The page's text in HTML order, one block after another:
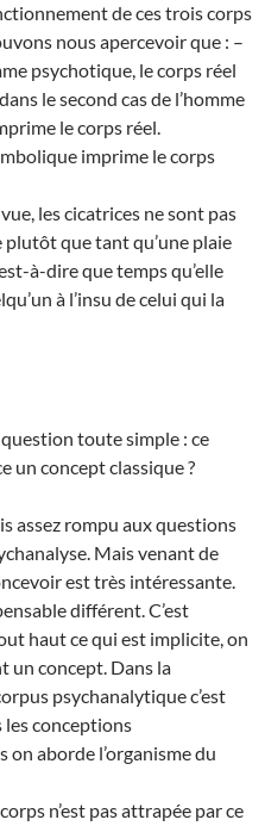
de ces trois corps
nous apercevoir que : –
psychotique, le corps réel
le second cas de l’homme
le corps réel.
imprime le corps
les cicatrices ne sont pas
plutôt que tant qu’une plaie
à-dire que temps qu’elle
à l’insu de celui qui la
toute simple : ce
un concept classique ?
assez rompu aux questions
Mais venant de
est très intéressante.
différent. C’est
haut ce qui est implicite, on
un concept. Dans la
psychanalytique c’est
les conceptions
on aborde l’organisme du
n’est pas attrapée par ce